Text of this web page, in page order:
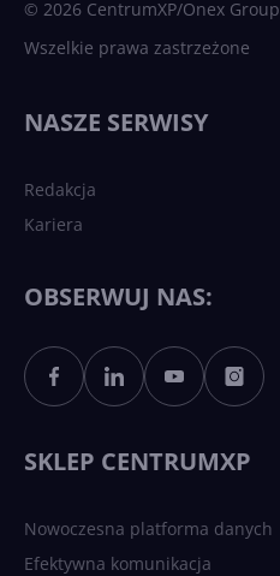
© 2026 CentrumXP/Onex Group
Wszelkie prawa zastrzeżone
NASZE SERWISY
Redakcja
Kariera
OBSERWUJ NAS:
SKLEP CENTRUMXP
Nowoczesna platforma danych
Efektywna komunikacja